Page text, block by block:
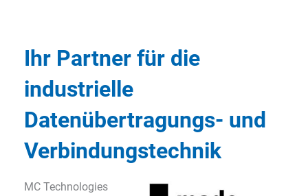
Ihr Partner für die
industrielle
Datenübertragungs- und
Verbindungstechnik
MC Technologies